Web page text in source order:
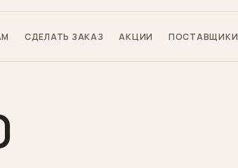
СДЕЛАТЬ ЗАКАЗ АКЦИИ ПОСТАВЩИКИ